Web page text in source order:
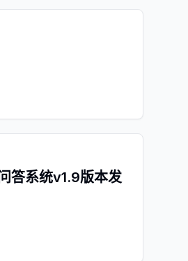
答系统v1.9版本发